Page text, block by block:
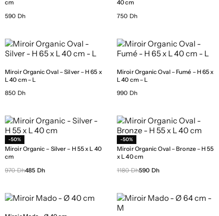
cm
590 Dh
40 cm
750 Dh
Miroir Organic Oval – Silver – H 65 x
L 40 cm – L
850 Dh
Miroir Organic Oval – Fumé – H 65 x
L 40 cm – L
990 Dh
-50%
Miroir Organic – Silver – H 55 x L 40
cm
970 Dh485 Dh
-50%
Miroir Organic Oval – Bronze – H 55
x L 40 cm
1180 Dh590 Dh